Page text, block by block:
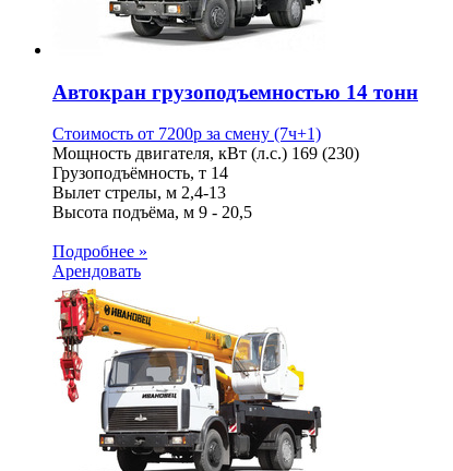
Автокран грузоподъемностью 14 тонн
Стоимость от 7200p за смену (7ч+1)
Мощность двигателя, кВт (л.с.) 169 (230)
Грузоподъёмность, т 14
Вылет стрелы, м 2,4-13
Высота подъёма, м 9 - 20,5
Подробнее »
Арендовать